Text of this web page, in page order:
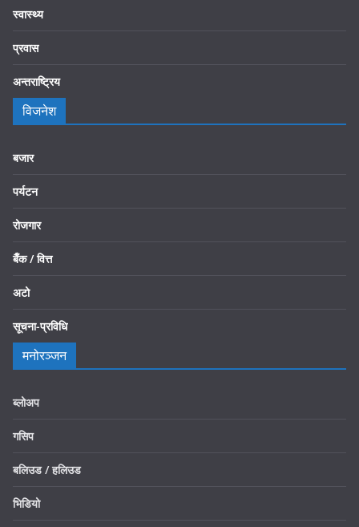
स्वास्थ्य
प्रवास
अन्तराष्ट्रिय
विजनेश
बजार
पर्यटन
रोजगार
बैँक / वित्त
अटो
सूचना-प्रविधि
मनोरञ्जन
ब्लोअप
गसिप
बलिउड / हलिउड
भिडियो